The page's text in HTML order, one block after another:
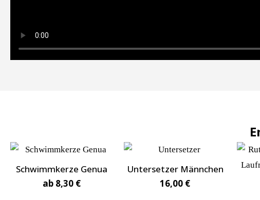
Schwimmkerze Genua
ab 8,30 €
Untersetzer Männchen
16,00 €